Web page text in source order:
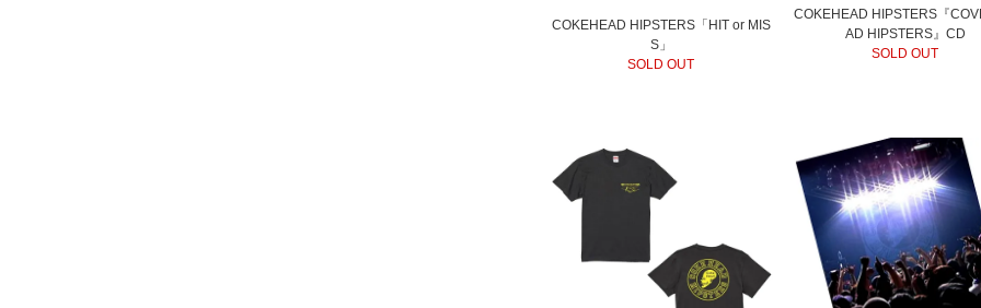
COKEHEAD HIPSTERS「HIT or MIS
S」
SOLD OUT
COKEHEAD HIPSTERS『
AD HIPSTERS』CD
SOLD OUT